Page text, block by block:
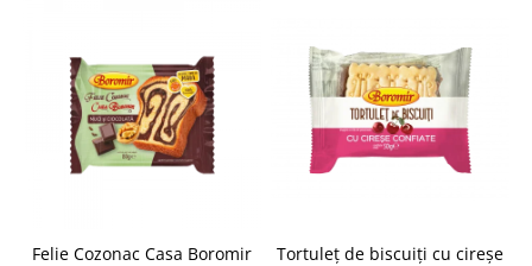
Felie Cozonac Casa Boromir
Tortuleț de biscuiți cu cireșe